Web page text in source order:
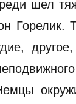
шел
Горелик.